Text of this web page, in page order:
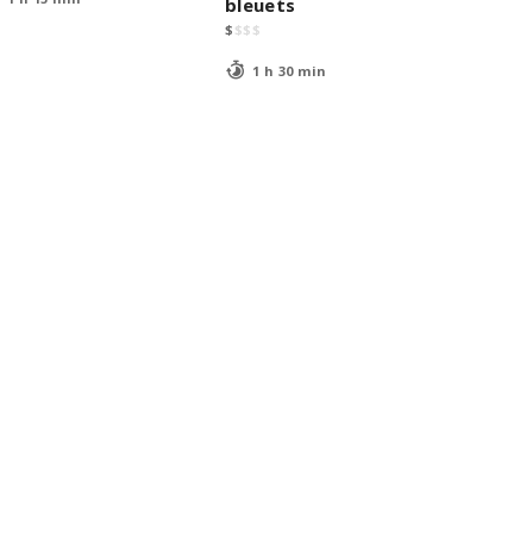
bleuets
$ $$ $
1 h 30 min